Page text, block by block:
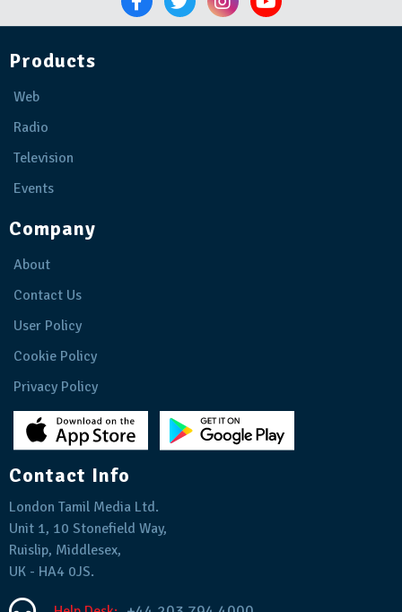
Products
Web
Radio
Television
Events
Company
About
Contact Us
User Policy
Cookie Policy
Privacy Policy
Contact Info
London Tamil Media Ltd.
Unit 1, 10 Stonefield Way,
Ruislip, Middlesex,
UK - HA4 0JS.